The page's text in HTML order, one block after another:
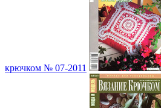
крючком № 07-2011